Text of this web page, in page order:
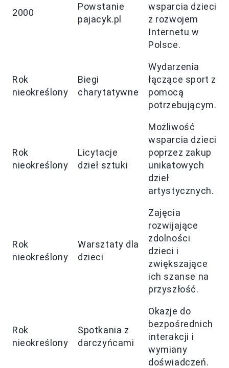
2000
Powstanie
pajacyk.pl
wsparcia dzieci
z rozwojem
Internetu w
Polsce.
Rok
nieokreślony
Biegi
charytatywne
Wydarzenia
łączące sport z
pomocą
potrzebującym.
Rok
nieokreślony
Licytacje
dzieł sztuki
Możliwość
wsparcia dzieci
poprzez zakup
unikatowych
dzieł
artystycznych.
Rok
nieokreślony
Warsztaty dla
dzieci
Zajęcia
rozwijające
zdolności
dzieci i
zwiększające
ich szanse na
przyszłość.
Rok
nieokreślony
Spotkania z
darczyńcami
Okazje do
bezpośrednich
interakcji i
wymiany
doświadczeń.